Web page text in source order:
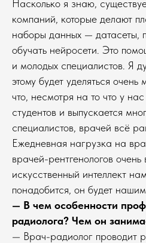
Насколько я знаю,
компаний, которые делают
наборы данных — датасеты,
обучать нейросети. Это
и молодых специалистов. Я
этому будет уделяться
что, несмотря на то что у
студентов и выпускается
специалистов, врачей всё
Ежедневная нагрузка на
врачей-рентгенологов
искусственный интеллект
понадобится, он будет
— В чем особенности
радиолога? Чем он
— Врач-радиолог проводит